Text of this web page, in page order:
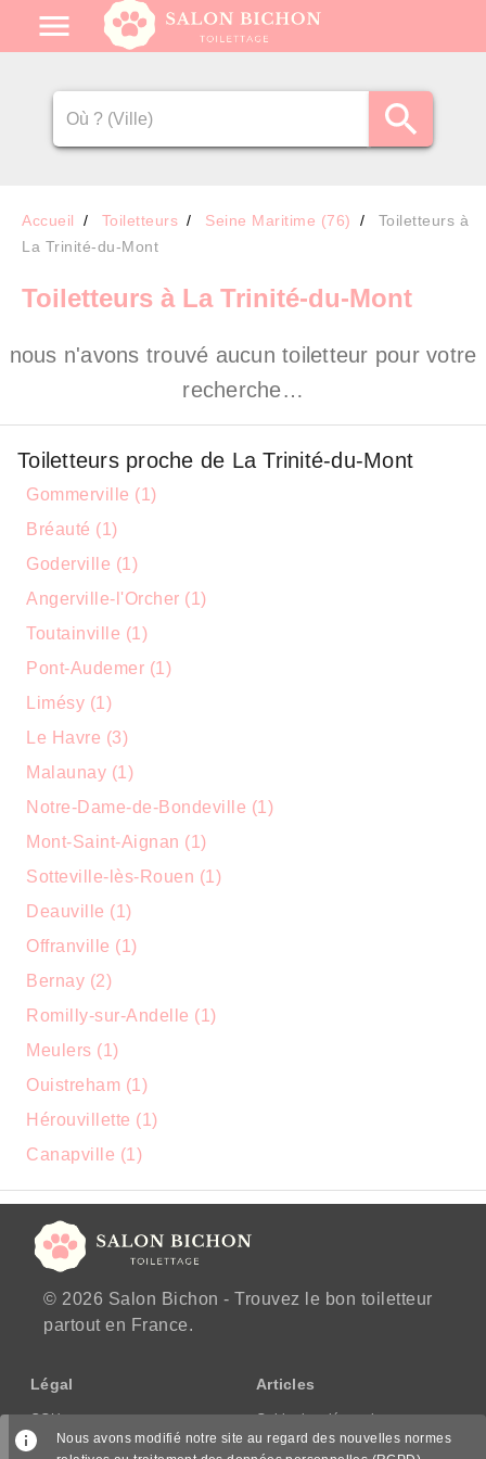
Accueil Toiletteurs Seine Maritime (76)
Toiletteurs à
La Trinité-du-Mont
Toiletteurs à La Trinité-du-Mont
nous n'avons trouvé aucun toiletteur pour votre
recherche…
Toiletteurs proche de La Trinité-du-Mont
Gommerville (1)
Bréauté (1)
Goderville (1)
Angerville-l'Orcher (1)
Toutainville (1)
Pont-Audemer (1)
Limésy (1)
Le Havre (3)
Malaunay (1)
Notre-Dame-de-Bondeville (1)
Mont-Saint-Aignan (1)
Sotteville-lès-Rouen (1)
Deauville (1)
Offranville (1)
Bernay (2)
Romilly-sur-Andelle (1)
Meulers (1)
Ouistreham (1)
Hérouvillette (1)
Canapville (1)
© 2026 Salon Bichon - Trouvez le bon toiletteur
partout en France.
Légal
CGU
CGV/CPPS
Articles
Guide des démarches
Nous avons modifié notre site au regard des nouvelles normes